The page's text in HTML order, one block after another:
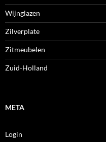
Wijnglazen
Zilverplate
Zitmeubelen
Zuid-Holland
META
Login